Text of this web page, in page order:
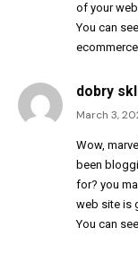
of your
You can
ecommerce
dobry
March 3,
Wow,
been
for? you
web site is
You can